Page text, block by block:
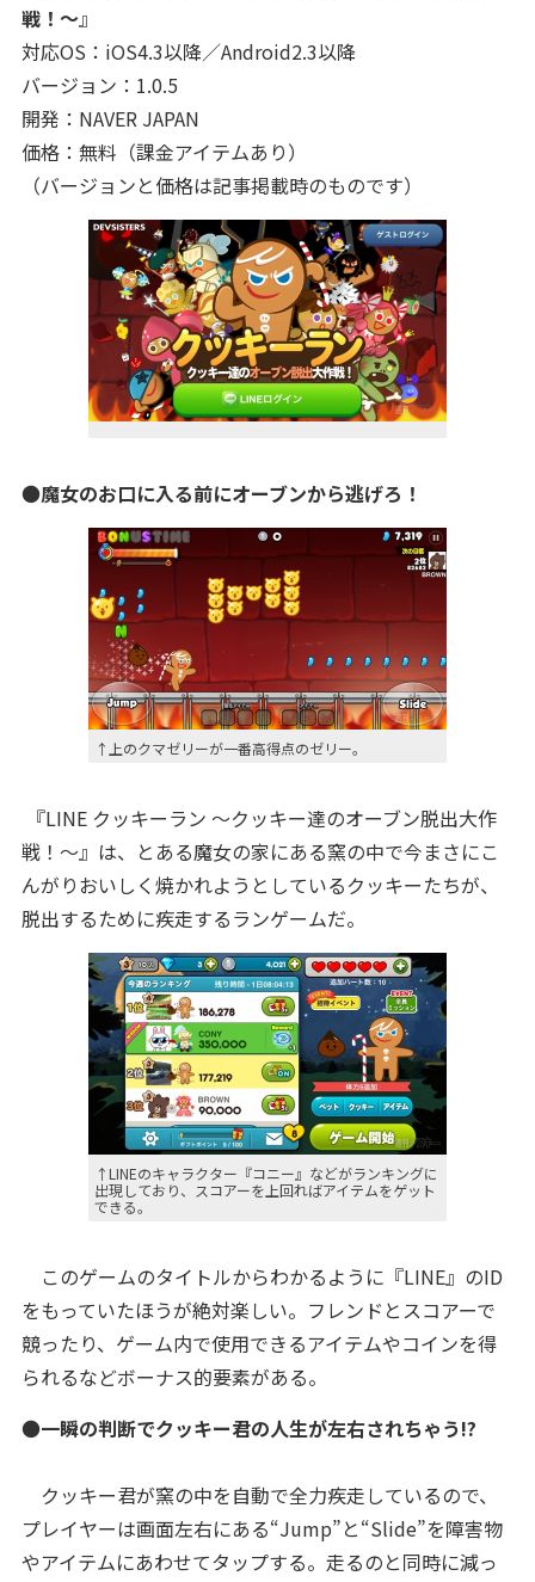
戦！ ～』
対応OS：iOS4.3以降／Android2.3以降
バージョン：1.0.5
開発：NAVER JAPAN
価格：無料（課金アイテムあり）
（バージョンと価格は記事掲載時のものです）
●魔女のお口に入る前にオーブンから逃げろ！
↑上のクマゼリーが一番高得点のゼリー。
『LINE クッキーラン ～クッキー達のオーブン脱出大作
戦！～』は、とある魔女の家にある窯の中で今まさにこ
んがりおいしく焼かれようとしているクッキーたちが、
脱出するために疾走するランゲームだ。
↑LINEのキャラクター『コニー』などがランキングに
出現しており、スコアーを上回ればアイテムをゲット
できる。
このゲームのタイトルからわかるように『LINE』のID
をもっていたほうが絶対楽しい。フレンドとスコアーで
競ったり、ゲーム内で使用できるアイテムやコインを得
られるなどボーナス的要素がある。
●一瞬の判断でクッキー君の人生が左右されちゃう!?
クッキー君が窯の中を自動で全力疾走しているので、
プレイヤーは画面左右にある“Jump”と“Slide”を障害物
やアイテムにあわせてタップする。走るのと同時に減っ